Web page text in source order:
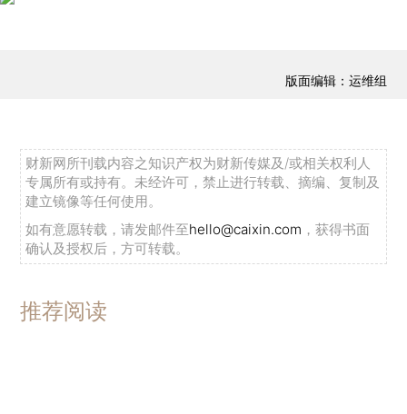
版面编辑：运维组
财新网所刊载内容之知识产权为财新传媒及/或相关权利人
专属所有或持有。未经许可，禁止进行转载、摘编、复制及
建立镜像等任何使用。
如有意愿转载，请发邮件至hello@caixin.com ，获得书面
确认及授权后，方可转载。
推荐阅读